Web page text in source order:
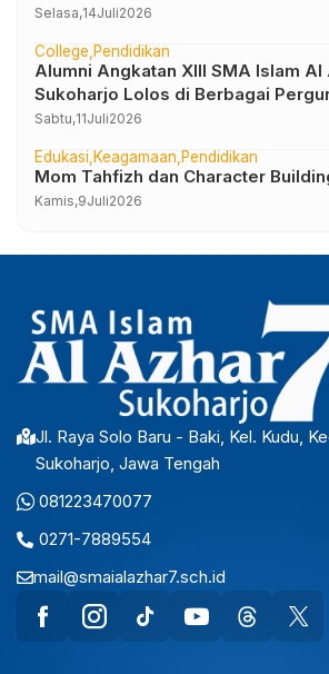
Selasa,14Juli2026
College Pendidikan
Alumni Angkatan XIII SMA Islam Al
Sukoharjo Lolos di Berbagai
Negeri dan Luar Negeri
Sabtu,11Juli2026
Edukasi Keagamaan Pendidikan
Mom Tahfizh dan Character
Kamis,9Juli2026
Jl. Raya Solo Baru - Baki, Kel. Kudu,
Sukoharjo, Jawa Tengah
081223470077
0271-7889554
mail@smaialazhar7.sch.id